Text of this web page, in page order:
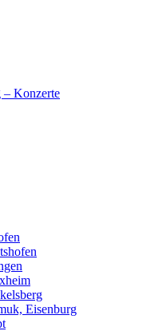
– Konzerte
Eisenburg